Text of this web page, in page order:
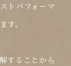
トパフォーマ
す。
することから